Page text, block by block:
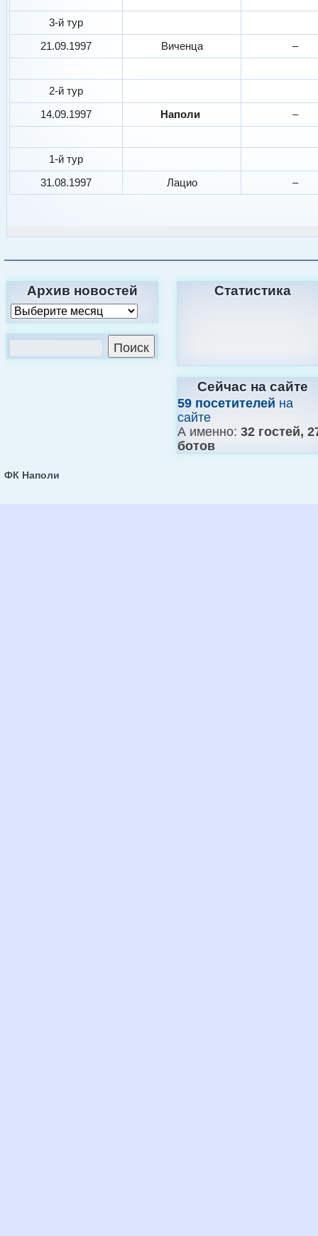
3-й тур
21.09.1997
Виченца –
2-й тур
14.09.1997
Наполи –
1-й тур
31.08.1997
Лацио –
Архив новостей Статистика
Сейчас на сайте
59 посетителей на
сайте
А именно: 32 гостей,
ботов
ФК Наполи